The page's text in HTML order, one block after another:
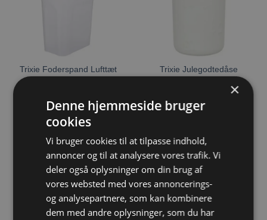
Trixie Foderspand Lufttæt
189,00kr. – 329,00kr.Prisinterval:
189,00 kr.
VÆLG MULIGHEDER
vare
har
flere
varianter.
Mulighederne
kan
Trixie Julegodtedåse
119,00
Tilføj til
IKKE PÅ LAGER
×
Denne hjemmeside bruger
cookies
Vi bruger cookies til at tilpasse indhold,
annoncer og til at analysere vores trafik. Vi
deler også oplysninger om din brug af
vores websted med vores annoncerings-
og analysepartnere, som kan kombinere
dem med andre oplysninger, som du har